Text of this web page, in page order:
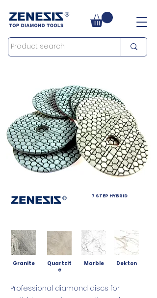
7 STEP HYBRID
Granite
Quartzit
e
Marble Dekton
Professional diamond discs for